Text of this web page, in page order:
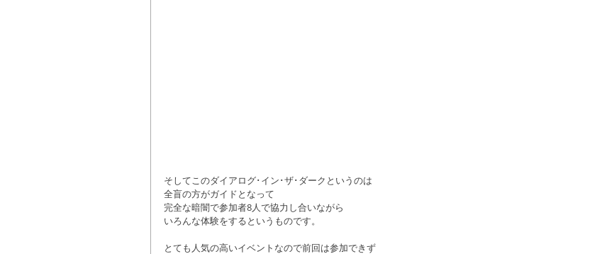
そしてこのダイアログ･イン･ザ･ダークというのは
全盲の方がガイドとなって
完全な暗闇で参加者8人で協力し合いながら
いろんな体験をするというものです。
とても人気の高いイベントなので前回は参加できず